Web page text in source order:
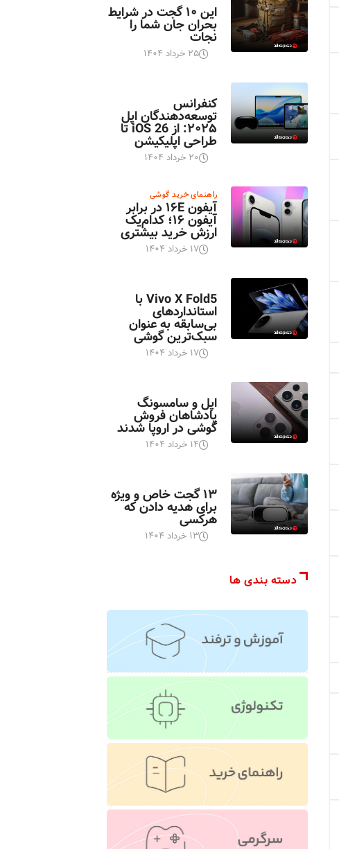
این ۱۰ گجت در شرایط
بحران جان شما را
نجات
۲۵ خرداد ۱۴۰۴
کنفرانس
توسعه‌دهندگان اپل
۲۰۲۵: از iOS 26 تا
طراحی اپلیکیشن
۲۰ خرداد ۱۴۰۴
راهنمای خرید گوشی
آیفون ۱۶E در برابر
آیفون ۱۶؛ کدام‌یک
ارزش خرید بیشتری
۱۷ خرداد ۱۴۰۴
Vivo X Fold5 با
استانداردهای
بی‌سابقه به عنوان
سبک‌ترین گوشی
۱۷ خرداد ۱۴۰۴
اپل و سامسونگ
پادشاهان فروش
گوشی در اروپا شدند
۱۴ خرداد ۱۴۰۴
۱۳ گجت خاص و ویژه
برای هدیه دادن که
هرکسی
۱۳ خرداد ۱۴۰۴
دسته بندی ها